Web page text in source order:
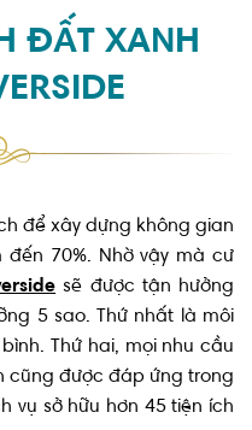
ĐẤT XANH
để xây dựng không gian
70%. Nhờ vậy mà cư
sẽ được tận hưởng
5 sao. Thứ nhất là môi
Thứ hai, mọi nhu cầu
cũng được đáp ứng trong
vụ sở hữu hơn 45 tiện ích